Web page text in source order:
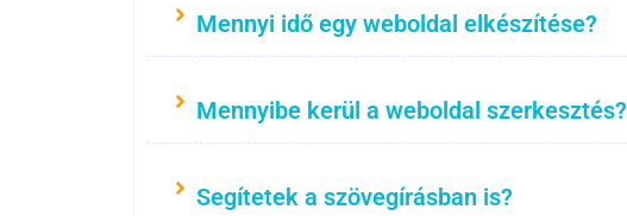
Mennyi idő egy weboldal elkészítése?
Mennyibe kerül a weboldal szerkesztés?
Segítetek a szövegírásban is?